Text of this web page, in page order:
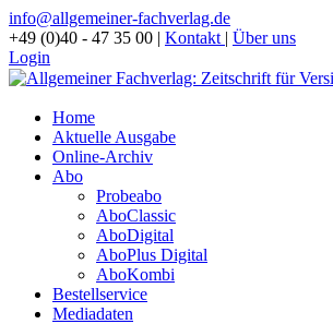
info@allgemeiner-fachverlag.de
+49 (0)40 - 47 35 00 | Kontakt | Über uns
Login
Home
Aktuelle Ausgabe
Online-Archiv
Abo
Probeabo
AboClassic
AboDigital
AboPlus Digital
AboKombi
Bestellservice
Mediadaten